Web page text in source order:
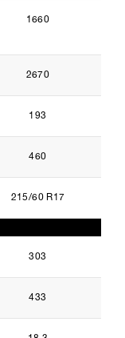
1660
2670
193
460
215/60 R17
303
433